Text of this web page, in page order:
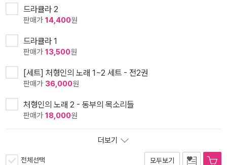
드라큘라 2
판매가 14,400원
드라큘라 1
판매가 13,500원
[세트] 처형인의 노래 1~2 세트 - 전2권
판매가 36,000원
처형인의 노래 2 - 동부의 목소리들
판매가 18,000원
더보기
전체선택 모두보기